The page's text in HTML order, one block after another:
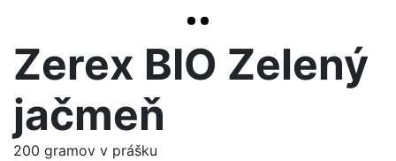
Zerex BIO Zelený
jačmeň
200 gramov v prášku